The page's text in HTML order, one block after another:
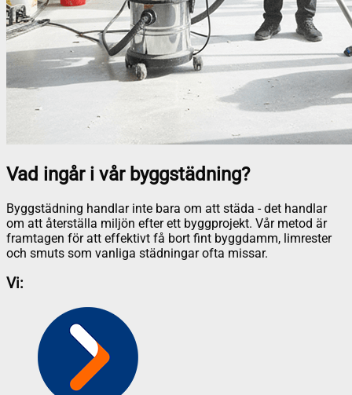
Vad ingår i vår byggstädning?
Byggstädning handlar inte bara om att städa - det handlar
om att återställa miljön efter ett byggprojekt. Vår metod är
framtagen för att effektivt få bort fint byggdamm, limrester
och smuts som vanliga städningar ofta missar.
Vi: